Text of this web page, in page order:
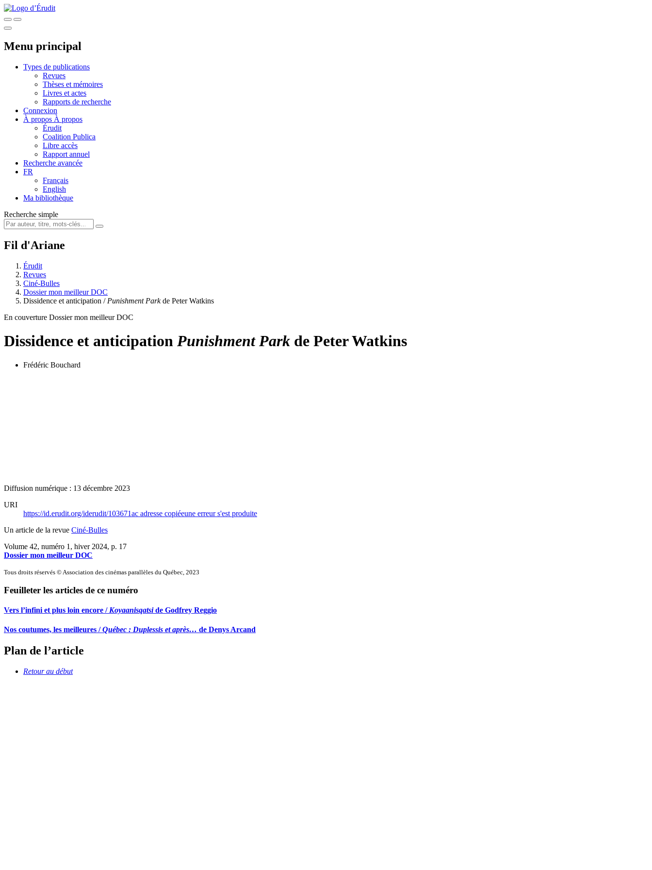
Menu principal
Types de publications
Revues
Thèses et mémoires
Livres et actes
Rapports de recherche
Connexion
À propos À propos
Érudit
Coalition Publica
Libre accès
Rapport annuel
Recherche avancée
FR
Français
English
Ma bibliothèque
Recherche simple
Fil d'Ariane
Érudit
Revues
Ciné-Bulles
Dossier mon meilleur DOC
Dissidence et anticipation / Punishment Parkde Peter Watkins
En couverture Dossier mon meilleur DOC
Dissidence et anticipation Punishment Park de Peter Watkins
Frédéric Bouchard
Diffusion numérique : 13 décembre 2023
URI
https://id.erudit.org/iderudit/103671ac adresse copiéeune erreur s'est produite
Un article de la revue Ciné-Bulles
Volume 42, numéro 1, hiver 2024, p. 17
Dossier mon meilleur DOC
Tous droits réservés © Association des cinémas parallèles du Québec, 2023
Feuilleter les articles de ce numéro
Vers l’infini et plus loin encore /Koyaanisqatside Godfrey Reggio
Nos coutumes, les meilleures /Québec : Duplessis et après… de Denys Arcand
Plan de l’article
Retour au début